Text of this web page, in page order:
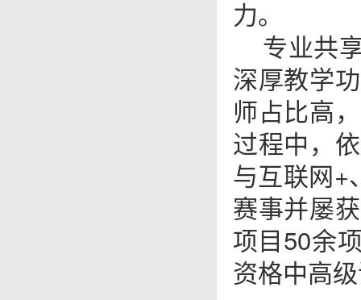
力。
专业共
深厚教学
师占比高
过程中，
与互联网+
赛事并屡
项目50余
资格中高